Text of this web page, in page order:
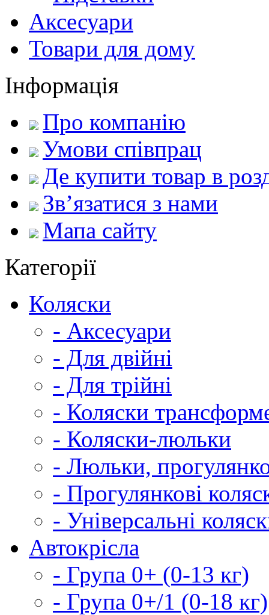
Аксесуари
Товари для дому
Інформація
Про компанію
Умови співпрац
Де купити товар в
Зв’язатися з нами
Мапа сайту
Категорії
Коляски
- Аксесуари
- Для двійні
- Для трійні
- Коляски
- Коляски-люльки
- Люльки,
- Прогулянкові
- Універсальні
Автокрісла
- Група 0+ (0-13 кг)
- Група 0+/1 (0-18 кг)